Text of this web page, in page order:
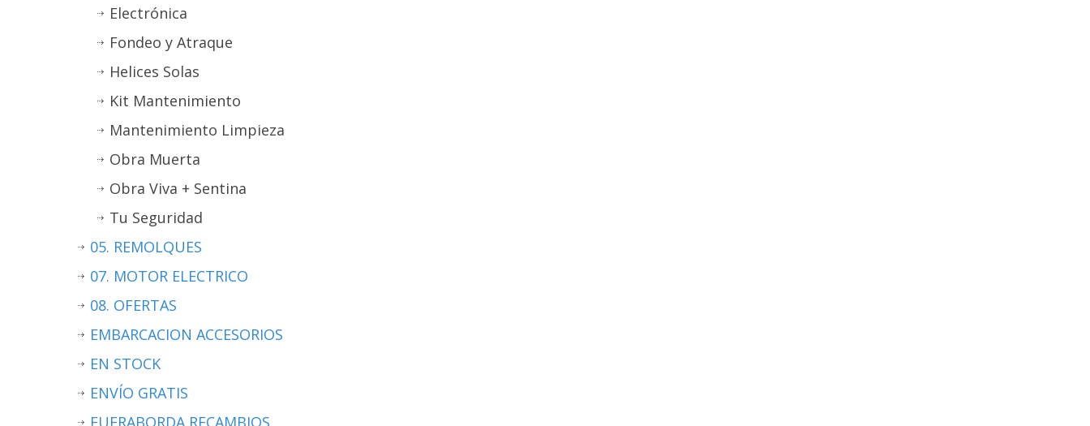
Electrónica
Fondeo y Atraque
Helices Solas
Kit Mantenimiento
Mantenimiento Limpieza
Obra Muerta
Obra Viva + Sentina
Tu Seguridad
05. REMOLQUES
07. MOTOR ELECTRICO
08. OFERTAS
EMBARCACION ACCESORIOS
EN STOCK
ENVÍO GRATIS
FUERABORDA RECAMBIOS